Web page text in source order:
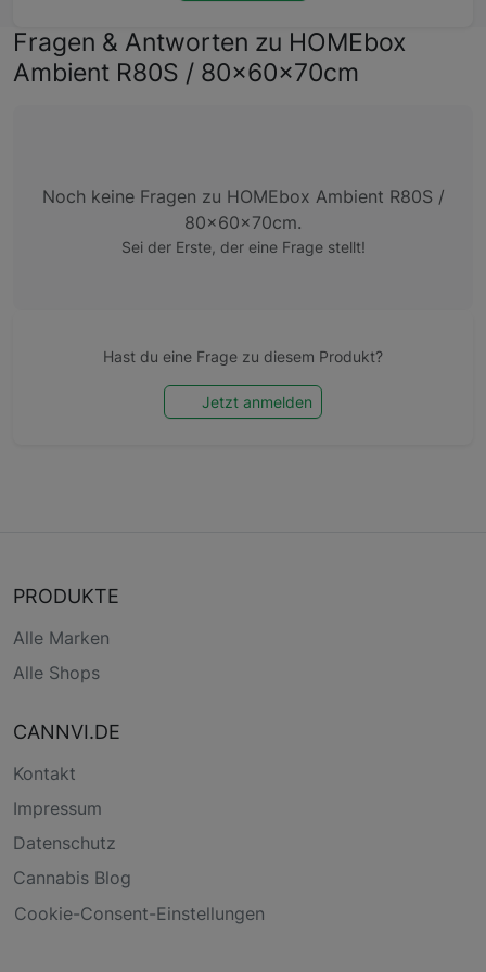
Fragen & Antworten zu HOMEbox
Ambient R80S / 80x60x70cm
Noch keine Fragen zu HOMEbox Ambient R80S /
80x60x70cm.
Sei der Erste, der eine Frage stellt!
Hast du eine Frage zu diesem Produkt?
Jetzt anmelden
PRODUKTE
Alle Marken
Alle Shops
CANNVI.DE
Kontakt
Impressum
Datenschutz
Cannabis Blog
Cookie-Consent-Einstellungen